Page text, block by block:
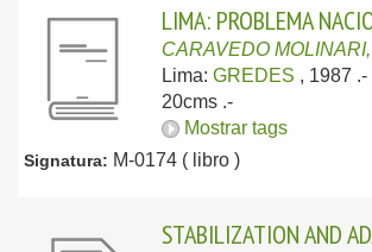
LIMA: PROBLEMA
CARAVEDO
Lima: GREDES , 1987
20cms .-
Mostrar tags
Signatura: M-0174 ( libro )
STABILIZATION AND